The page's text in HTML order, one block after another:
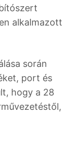
alkalmazott
során
port és
hogy a 28